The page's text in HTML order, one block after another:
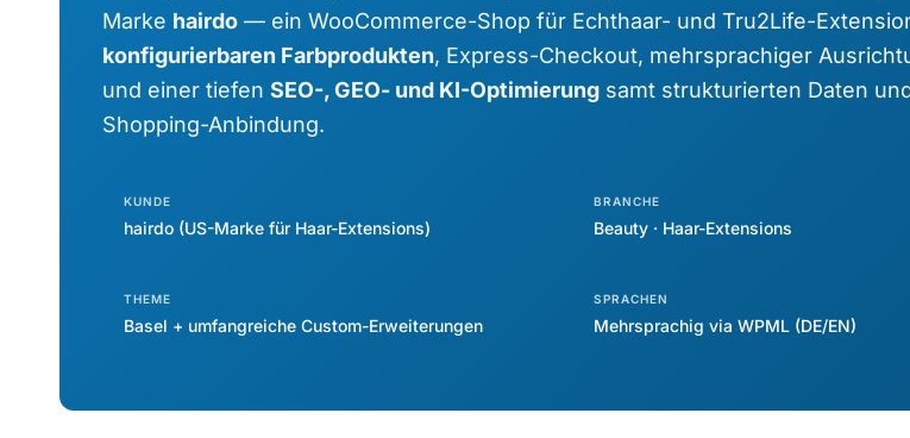
Marke hairdo — ein WooCommerce-Shop für Echthaar- und Tru2Life-
konfigurierbaren Farbprodukten, Express-Checkout, mehrsprachiger
und einer tiefen SEO-, GEO- und KI-Optimierung samt strukturierten Daten
Shopping-Anbindung.
KUNDE
hairdo (US-Marke für Haar-Extensions)
BRANCHE
Beauty · Haar-Extensions
THEME
Basel + umfangreiche Custom-Erweiterungen
SPRACHEN
Mehrsprachig via WPML (DE/EN)